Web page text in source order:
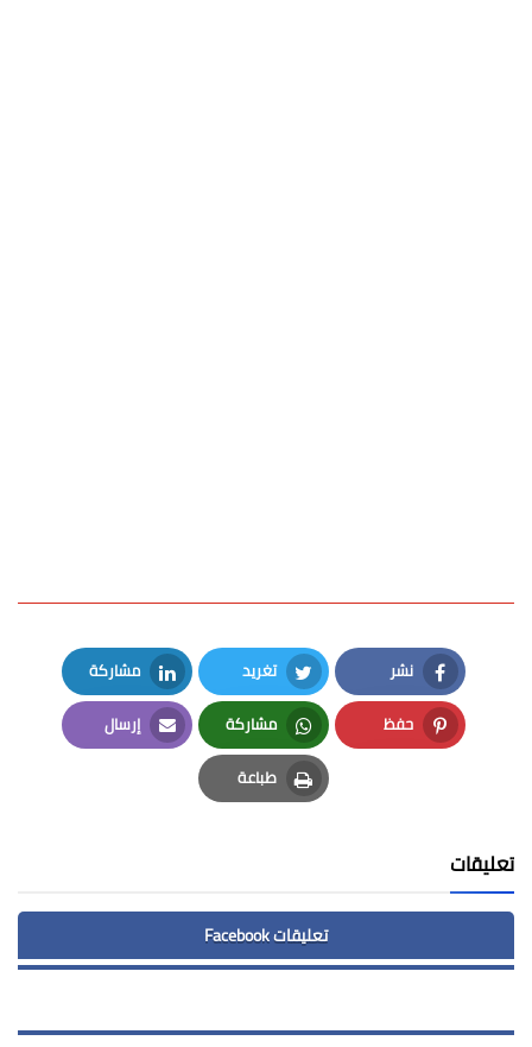
نشر
Facebook
تغريد
Twitter
مشاركة
LinkedIn
حفظ
Pinterest
مشاركة
Whatsapp
إرسال
Email
طباعة
Print
تعليقات
تعليقات Facebook